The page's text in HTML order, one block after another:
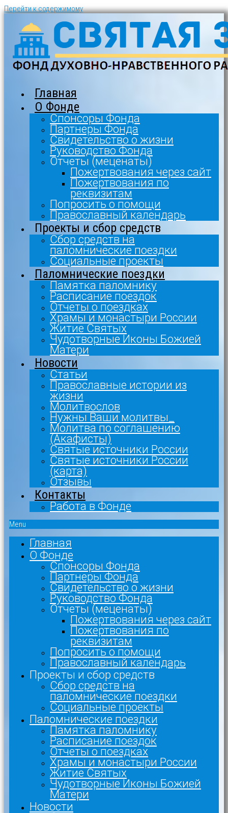
Перейти к содержимому
Главная
О Фонде
Спонсоры Фонда
Партнеры Фонда
Свидетельство о жизни
Руководство Фонда
Отчеты (меценаты)
Пожертвования через сайт
Пожертвования по
реквизитам
Попросить о помощи
Православный календарь
Проекты и сбор средств
Сбор средств на
паломнические поездки
Социальные проекты
Паломнические поездки
Памятка паломнику
Расписание поездок
Отчеты о поездках
Храмы и монастыри России
Житие Святых
Чудотворные Иконы Божией
Матери
Новости
Статьи
Православные истории из
жизни
Молитвослов
Нужны Ваши молитвы_
Молитва по соглашению
(Акафисты)
Святые источники России
Святые источники России
(карта)
Отзывы
Контакты
Работа в Фонде
Menu
Главная
О Фонде
Спонсоры Фонда
Партнеры Фонда
Свидетельство о жизни
Руководство Фонда
Отчеты (меценаты)
Пожертвования через сайт
Пожертвования по
реквизитам
Попросить о помощи
Православный календарь
Проекты и сбор средств
Сбор средств на
паломнические поездки
Социальные проекты
Паломнические поездки
Памятка паломнику
Расписание поездок
Отчеты о поездках
Храмы и монастыри России
Житие Святых
Чудотворные Иконы Божией
Матери
Новости